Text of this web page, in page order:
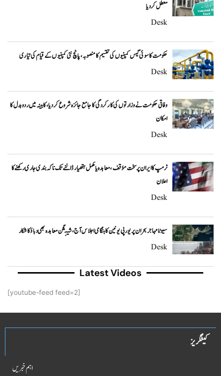
معطل کر دیا
Desk
حکومت کا سوئی گیس کمپنیوں کی تقسیم کا منصوبہ، پانچ نئی کمپنیوں کے قیام کی تیاری
Desk
وفاقی حکومت نے وزارتوں کی کارکردگی کا جامع جائزہ شروع کر دیا، کابینہ میں ردوبدل کا
امکان
Desk
ٹرمپ کا ایران پر سخت مؤقف، معاہدہ یا مکمل ہتھیار ڈالنے تک ناکہ بندی جاری رکھنے کا
اعلان
Desk
سیوٹا مہاجر بحران پر یورپی یونین کا ہنگامی اجلاس آج، شینگن معاہدہ بھی دباؤ کا شکار
Desk
Latest Videos
[youtube-feed feed=2]
کیٹگریز
اہم خبریں